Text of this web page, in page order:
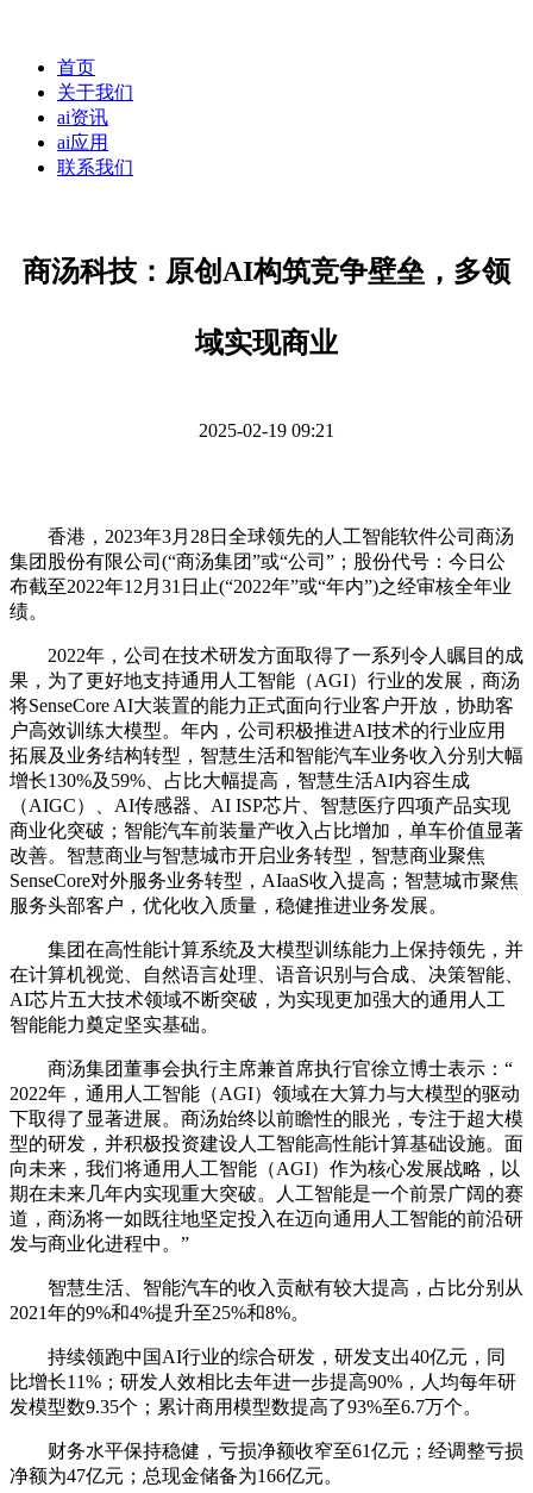
首页
关于我们
ai资讯
ai应用
联系我们
商汤科技：原创AI构筑竞争壁垒，多领
域实现商业
2025-02-19 09:21
香港，2023年3月28日全球领先的人工智能软件公司商汤
集团股份有限公司(“商汤集团”或“公司”；股份代号：今日公
布截至2022年12月31日止(“2022年”或“年内”)之经审核全年业
绩。
2022年，公司在技术研发方面取得了一系列令人瞩目的成
果，为了更好地支持通用人工智能（AGI）行业的发展，商汤
将SenseCore AI大装置的能力正式面向行业客户开放，协助客
户高效训练大模型。年内，公司积极推进AI技术的行业应用
拓展及业务结构转型，智慧生活和智能汽车业务收入分别大幅
增长130%及59%、占比大幅提高，智慧生活AI内容生成
（AIGC）、AI传感器、AI ISP芯片、智慧医疗四项产品实现
商业化突破；智能汽车前装量产收入占比增加，单车价值显著
改善。智慧商业与智慧城市开启业务转型，智慧商业聚焦
SenseCore对外服务业务转型，AIaaS收入提高；智慧城市聚焦
服务头部客户，优化收入质量，稳健推进业务发展。
集团在高性能计算系统及大模型训练能力上保持领先，并
在计算机视觉、自然语言处理、语音识别与合成、决策智能、
AI芯片五大技术领域不断突破，为实现更加强大的通用人工
智能能力奠定坚实基础。
商汤集团董事会执行主席兼首席执行官徐立博士表示：“
2022年，通用人工智能（AGI）领域在大算力与大模型的驱动
下取得了显著进展。商汤始终以前瞻性的眼光，专注于超大模
型的研发，并积极投资建设人工智能高性能计算基础设施。面
向未来，我们将通用人工智能（AGI）作为核心发展战略，以
期在未来几年内实现重大突破。人工智能是一个前景广阔的赛
道，商汤将一如既往地坚定投入在迈向通用人工智能的前沿研
发与商业化进程中。”
智慧生活、智能汽车的收入贡献有较大提高，占比分别从
2021年的9%和4%提升至25%和8%。
持续领跑中国AI行业的综合研发，研发支出40亿元，同
比增长11%；研发人效相比去年进一步提高90%，人均每年研
发模型数9.35个；累计商用模型数提高了93%至6.7万个。
财务水平保持稳健，亏损净额收窄至61亿元；经调整亏损
净额为47亿元；总现金储备为166亿元。